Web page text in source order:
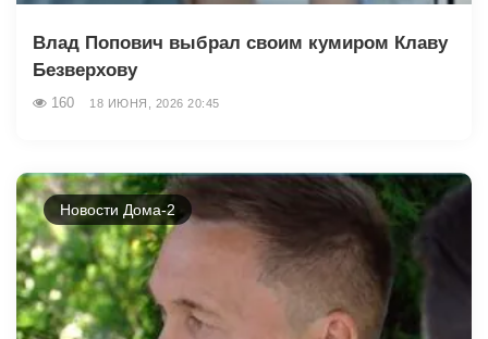
Влад Попович выбрал своим кумиром Клаву
Безверхову
160 18 ИЮНЯ, 2026 20:45
Новости Дома-2